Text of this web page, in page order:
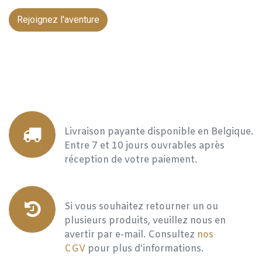
Rejoignez l'aventure
Livraison payante disponible en Belgique.
Entre 7 et 10 jours ouvrables après
réception de votre paiement.
Si vous souhaitez retourner un ou
plusieurs produits, veuillez nous en
avertir par e-mail. Consultez nos
CGV pour plus d'informations.